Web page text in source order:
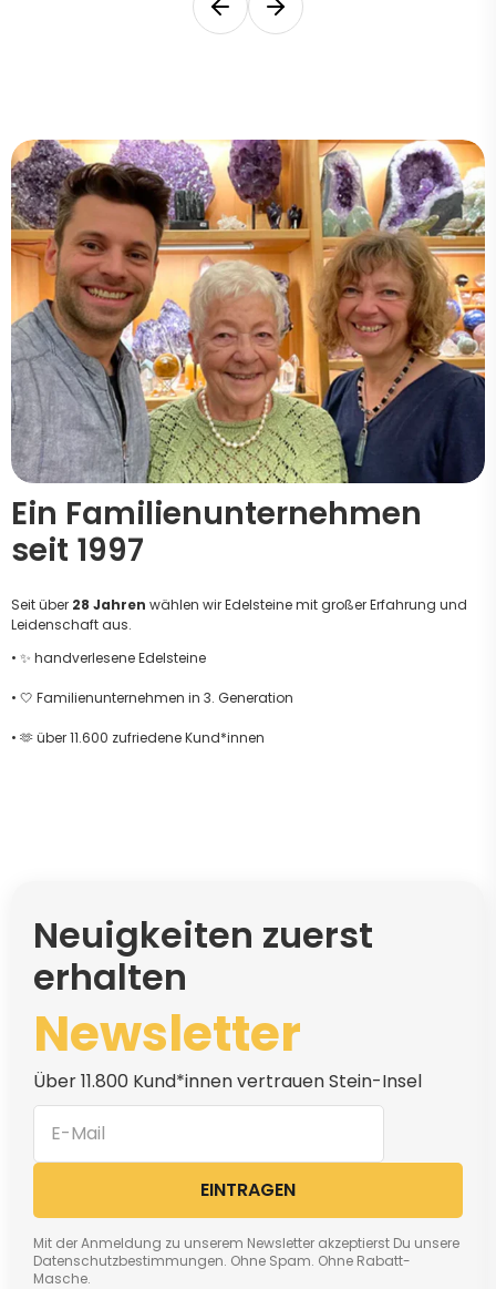
Ein Familienunternehmen
seit 1997
Seit über 28 Jahren wählen wir Edelsteine mit großer Erfahrung und
Leidenschaft aus.
• ✨ handverlesene Edelsteine
• 🤍 Familienunternehmen in 3. Generation
• 🫶 über 11.600 zufriedene Kund*innen
Neuigkeiten zuerst
erhalten
Newsletter
Über 11.800 Kund*innen vertrauen Stein-Insel
EINTRAGEN
Mit der Anmeldung zu unserem Newsletter akzeptierst Du unsere
Datenschutzbestimmungen. Ohne Spam. Ohne Rabatt-
Masche.